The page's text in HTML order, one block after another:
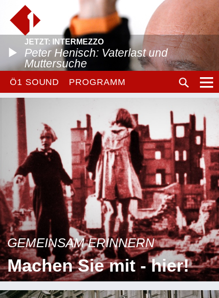
JETZT: INTERMEZZO
Peter Henisch: Vaterlast und
Muttersuche
Ö1 SOUND PROGRAMM
GEMEINSAM ERINNERN
Machen Sie mit - hier!